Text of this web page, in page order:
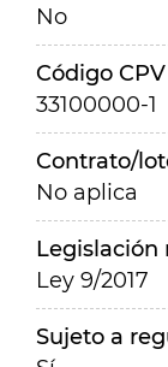
No
Código CPV
33100000-1
Contrato/
No aplica
Legislación
Ley 9/2017
Sujeto a